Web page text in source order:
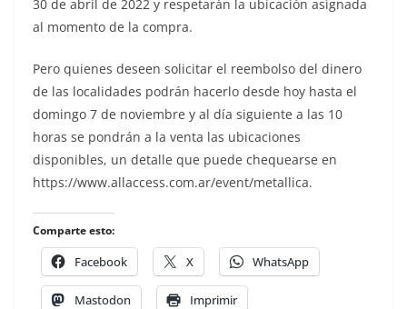
30 de abril de 2022 y respetarán la ubicación asignada
al momento de la compra.
Pero quienes deseen solicitar el reembolso del dinero
de las localidades podrán hacerlo desde hoy hasta el
domingo 7 de noviembre y al día siguiente a las 10
horas se pondrán a la venta las ubicaciones
disponibles, un detalle que puede chequearse en
https://www.allaccess.com.ar/event/metallica.
Comparte esto:
Facebook X WhatsApp
Mastodon Imprimir